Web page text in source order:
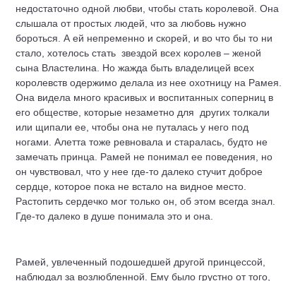
недостаточно одной любви, чтобы стать королевой. Она
слышала от простых людей, что за любовь нужно
бороться. А ей непременно и скорей, и во что бы то ни
стало, хотелось стать звездой всех королев – женой
сына Властелина. Но жажда быть владелицей всех
королевств одержимо делала из нее охотницу на Рамея.
Она видела много красивых и воспитанных соперниц в
его обществе, которые незаметно для других толкали
или щипали ее, чтобы она не путалась у него под
ногами. Алетта тоже ревновала и старалась, будто не
замечать принца. Рамей не понимал ее поведения, но
он чувствовал, что у нее где-то далеко стучит доброе
сердце, которое пока не встало на видное место.
Растопить сердечко мог только он, об этом всегда знал.
Где-то далеко в душе понимала это и она.
Рамей, увлеченный подошедшей другой принцессой,
наблюдал за возлюбленной. Ему было грустно от того,